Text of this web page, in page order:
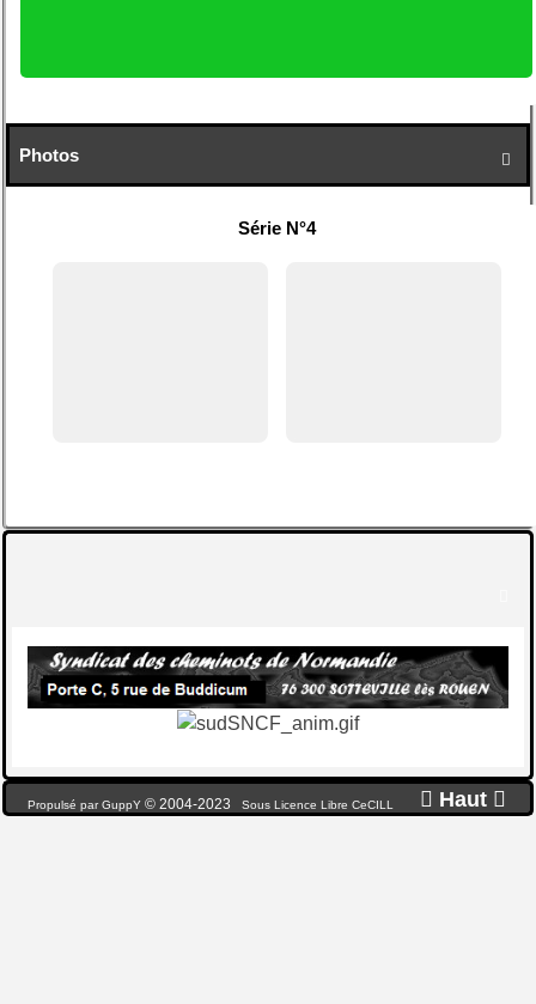

Photos
Série N°4
 Haut 
Propulsé par GuppY © 2004-2023 Sous Licence Libre CeCILL